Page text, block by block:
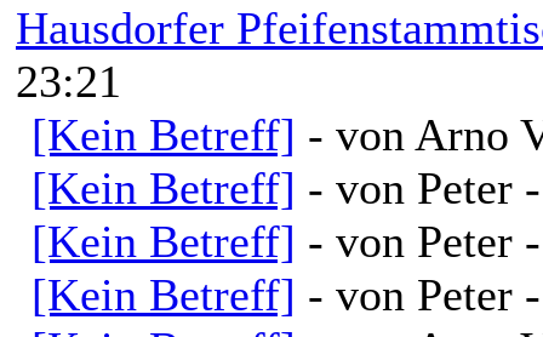
Hausdorfer
23:21
[Kein Betreff] - von Arno
[Kein Betreff] - von Peter
[Kein Betreff] - von Peter
[Kein Betreff] - von Peter